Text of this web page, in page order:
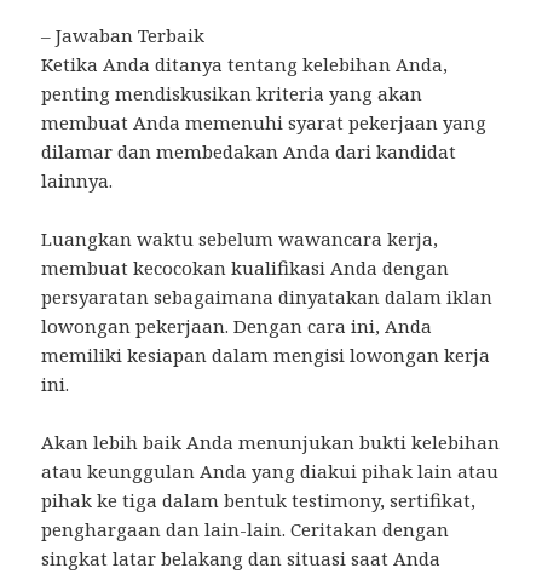
– Jawaban Terbaik
Ketika Anda ditanya tentang kelebihan Anda,
penting mendiskusikan kriteria yang akan
membuat Anda memenuhi syarat pekerjaan yang
dilamar dan membedakan Anda dari kandidat
lainnya.
Luangkan waktu sebelum wawancara kerja,
membuat kecocokan kualifikasi Anda dengan
persyaratan sebagaimana dinyatakan dalam iklan
lowongan pekerjaan. Dengan cara ini, Anda
memiliki kesiapan dalam mengisi lowongan kerja
ini.
Akan lebih baik Anda menunjukan bukti kelebihan
atau keunggulan Anda yang diakui pihak lain atau
pihak ke tiga dalam bentuk testimony, sertifikat,
penghargaan dan lain-lain. Ceritakan dengan
singkat latar belakang dan situasi saat Anda